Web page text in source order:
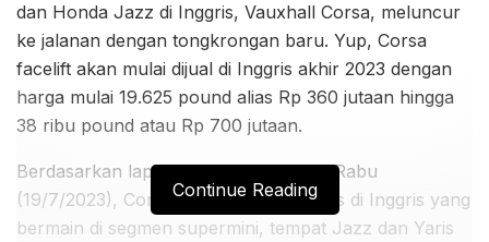
dan Honda Jazz di Inggris, Vauxhall Corsa, meluncur
ke jalanan dengan tongkrongan baru. Yup, Corsa
facelift akan mulai dijual di Inggris akhir 2023 dengan
harga mulai 19.625 pound alias Rp 360 jutaan hingga
38 ribu pound atau Rp 700 jutaan.
Berdasarkan laporan carbuyer.co.uk, Rabu
(19/7/2023), Corsa adalah mobil terlaris di Inggris yang
bermain di segmen supermini, tempat Jazz dan Yaris
Continue Reading